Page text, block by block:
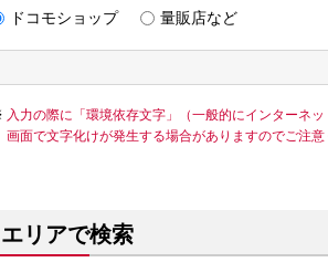
ドコモショップ
量販店など
入力の際に「環境依存文字」（一般的にインターネ
画面で文字化けが発生する場合がありますのでご注意
エリアで検索